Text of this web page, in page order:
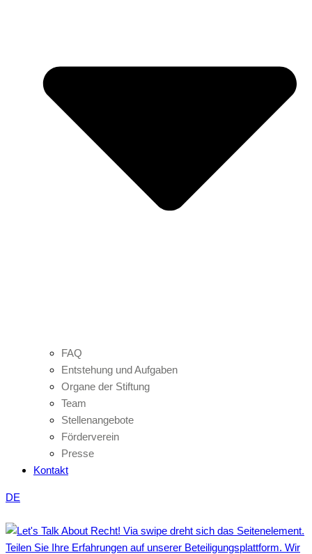
FAQ
Entstehung und Aufgaben
Organe der Stiftung
Team
Stellenangebote
Förderverein
Presse
Kontakt
DE
Teilen Sie Ihre Erfahrungen auf unserer Beteiligungsplattform. Wir